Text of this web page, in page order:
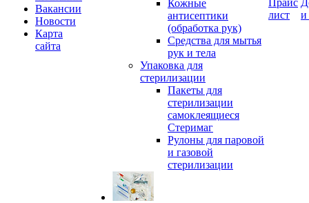
Вакансии
Новости
Карта
сайта
Кожные
антисептики
(обработка рук)
Средства для мытья
рук и тела
Упаковка для
стерилизации
Пакеты для
стерилизации
самоклеящиеся
Стеримаг
Рулоны для паровой
и газовой
стерилизации
Прайс
лист
и